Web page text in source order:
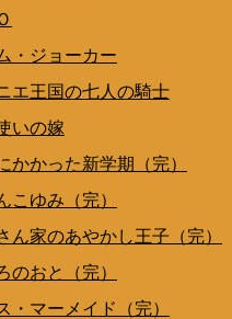
・ジョーカー
エ王国の七人の騎士
いの嫁
かかった新学期（完）
こゆみ（完）
ん家のあやかし王子（完）
のおと（完）
・マーメイド（完）